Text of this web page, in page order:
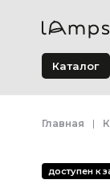
Каталог
Главная
доступен к